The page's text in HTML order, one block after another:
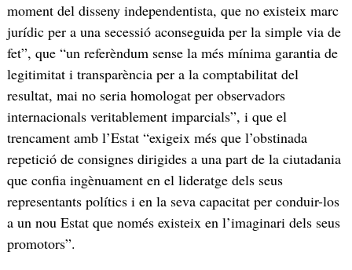
moment del disseny independentista, que no existeix marc
jurídic per a una secessió aconseguida per la simple via de
fet”, que “un referèndum sense la més mínima garantia de
legitimitat i transparència per a la comptabilitat del
resultat, mai no seria homologat per observadors
internacionals veritablement imparcials”, i que el
trencament amb l’Estat “exigeix més que l’obstinada
repetició de consignes dirigides a una part de la ciutadania
que confia ingènuament en el lideratge dels seus
representants polítics i en la seva capacitat per conduir-los
a un nou Estat que només existeix en l’imaginari dels seus
promotors”.